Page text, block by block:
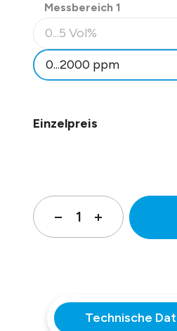
Messbereich 1
0...5 Vol%
(Diese Option ist zurzeit
0...2000 ppm
Einzelpreis
Technische